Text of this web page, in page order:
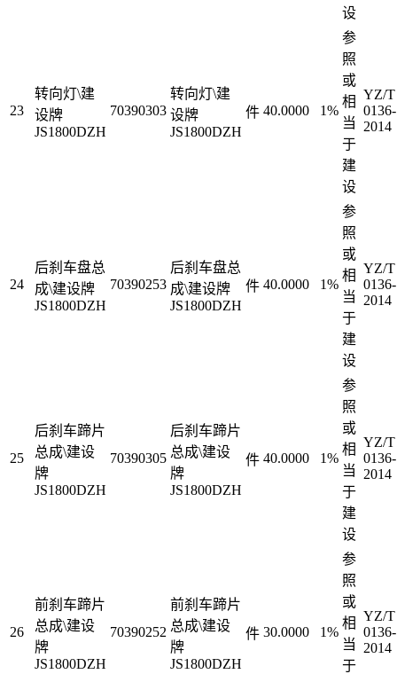
设
23
转向灯\建
设牌
JS1800DZH
70390303
转向灯\建
设牌
JS1800DZH
件 40.0000 1%
参
照
或
相
当
于
建
设
YZ/T
0136-
2014
24
后刹车盘总
成\建设牌
JS1800DZH
70390253
后刹车盘总
成\建设牌
JS1800DZH
件 40.0000 1%
参
照
或
相
当
于
建
设
YZ/T
0136-
2014
25
后刹车蹄片
总成\建设
牌
JS1800DZH
70390305
后刹车蹄片
总成\建设
牌
JS1800DZH
件 40.0000 1%
参
照
或
相
当
于
建
设
YZ/T
0136-
2014
26
前刹车蹄片
总成\建设
牌
JS1800DZH
70390252
前刹车蹄片
总成\建设
牌
JS1800DZH
件 30.0000 1%
参
照
或
相
当
于
YZ/T
0136-
2014